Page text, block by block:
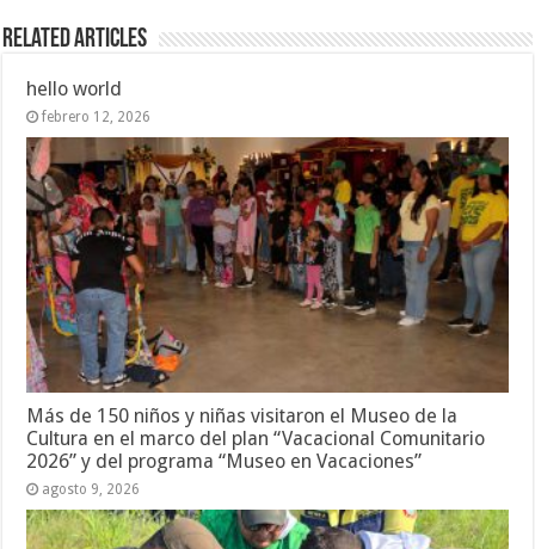
Related Articles
hello world
febrero 12, 2026
Más de 150 niños y niñas visitaron el Museo de la
Cultura en el marco del plan “Vacacional Comunitario
2026” y del programa “Museo en Vacaciones”
agosto 9, 2026